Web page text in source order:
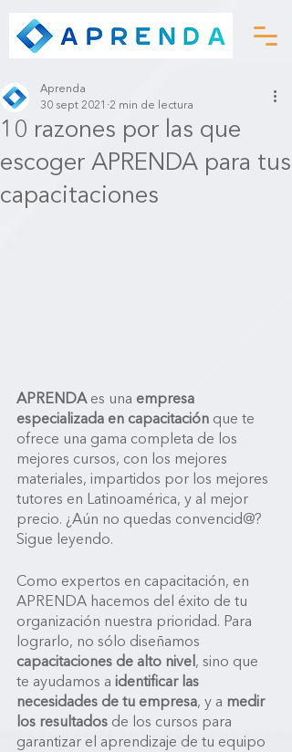
10 razones por las que
escoger APRENDA para tus
capacitaciones
Aprenda
30 sept 2021 2 min de lectura
APRENDA es una empresa
especializada en capacitación que te
ofrece una gama completa de los
mejores cursos, con los mejores
materiales, impartidos por los mejores
tutores en Latinoamérica, y al mejor
precio. ¿Aún no quedas convencid@?
Sigue leyendo.
Como expertos en capacitación, en
APRENDA hacemos del éxito de tu
organización nuestra prioridad. Para
lograrlo, no sólo diseñamos
capacitaciones de alto nivel, sino que
te ayudamos a identificar las
necesidades de tu empresa, y a medir
los resultados de los cursos para
garantizar el aprendizaje de tu equipo